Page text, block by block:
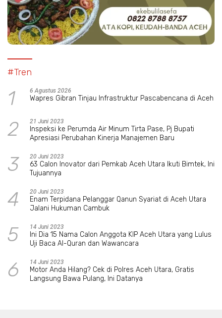
#Tren
1 6 Agustus 2026
Wapres Gibran Tinjau Infrastruktur Pascabencana di Aceh
2 21 Juni 2023
Inspeksi ke Perumda Air Minum Tirta Pase, Pj Bupati
Apresiasi Perubahan Kinerja Manajemen Baru
3 20 Juni 2023
63 Calon Inovator dari Pemkab Aceh Utara Ikuti Bimtek, Ini
Tujuannya
4 20 Juni 2023
Enam Terpidana Pelanggar Qanun Syariat di Aceh Utara
Jalani Hukuman Cambuk
5 14 Juni 2023
Ini Dia 15 Nama Calon Anggota KIP Aceh Utara yang Lulus
Uji Baca Al-Quran dan Wawancara
6 14 Juni 2023
Motor Anda Hilang? Cek di Polres Aceh Utara, Gratis
Langsung Bawa Pulang, Ini Datanya